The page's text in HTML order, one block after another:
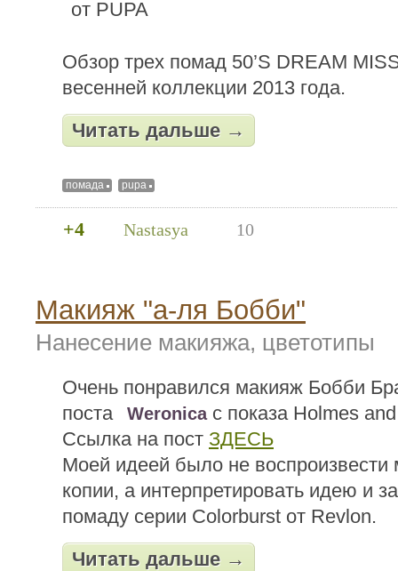
Обзор трех помад 50’S DREAM
весенней коллекции 2013 года.
Читать дальше →
помада pupa
+4 Nastasya 10
Макияж "а-ля Бобби"
Нанесение макияжа, цветотипы
Очень понравился макияж Бобби
поста
Weronicac показа Holmes
Ссылка на пост ЗДЕСЬ
Моей идеей было не воспроизвести
копии, а интерпретировать идею и
помаду серии Colorburst от Revlon.
Читать дальше →